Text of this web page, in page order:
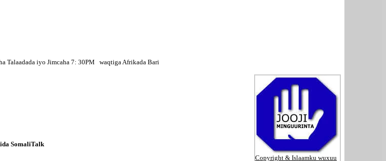
Talaadada iyo Jimcaha 7: 30PM waqtiga Afrikada Bari
Copyright & Islaamku wuxuu
SomaliTalk